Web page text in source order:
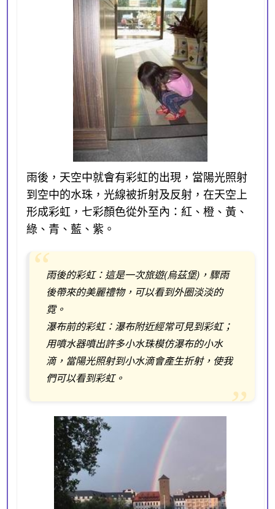
雨後，天空中就會有彩虹的出現，當陽光照射
到空中的水珠，光線被折射及反射，在天空上
形成彩虹，七彩顏色從外至內：紅、橙、黃、
綠、青、藍、紫。
雨後的彩虹：這是一次旅遊(烏茲堡)，驟雨
後帶來的美麗禮物，可以看到外圈淡淡的
霓。
瀑布前的彩虹：瀑布附近經常可見到彩虹；
用噴水器噴出許多小水珠模仿瀑布的小水
滴，當陽光照射到小水滴會產生折射，使我
們可以看到彩虹。